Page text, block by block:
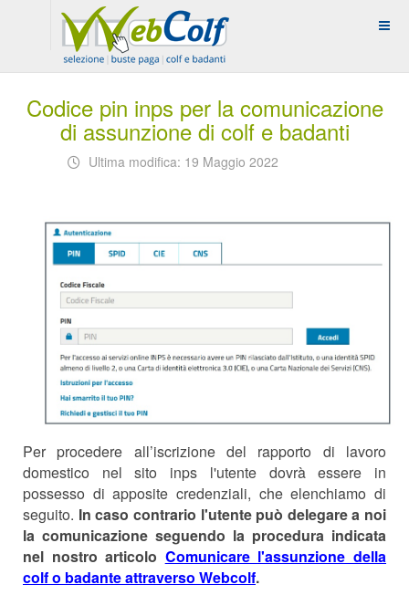
Codice pin inps per la comunicazione
di assunzione di colf e badanti
Ultima modifica: 19 Maggio 2022
Per procedere all’iscrizione del rapporto di lavoro
domestico nel sito inps l'utente dovrà essere in
possesso di apposite credenziali, che elenchiamo di
seguito. In caso contrario l'utente può delegare a noi
la comunicazione seguendo la procedura indicata
nel nostro articolo Comunicare l'assunzione della
colf o badante attraverso Webcolf.